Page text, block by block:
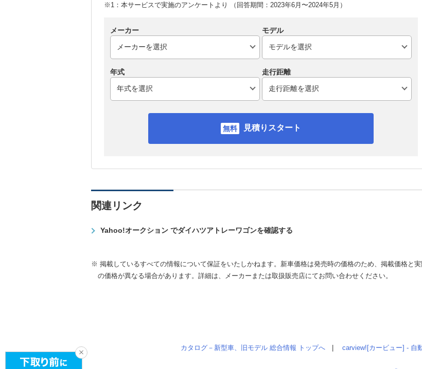
※1：本サービスで実施のアンケートより （回答期間：2023年6月〜2024年5月）
メーカー モデル
年式 走行距離
見積りスタート
関連リンク
Yahoo!オークション でダイハツアトレーワゴンを確認する
※ 掲載しているすべての情報について保証をいたしかねます。新車価格は発売時の価格のため、掲載価格と
の価格が異なる場合があります。詳細は、メーカーまたは取扱販売店にてお問い合わせください。
カタログ－新型車、旧モデル 総合情報 トップへ carview![カービュー] -